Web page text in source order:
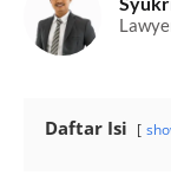
Daftar Isi